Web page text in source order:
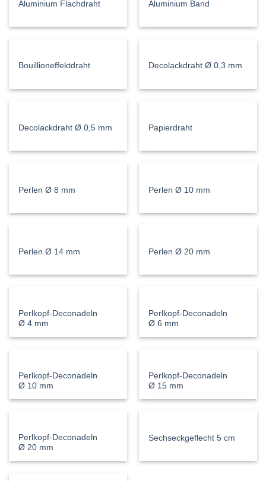
Aluminium Flachdraht Aluminium Band
Bouillioneffektdraht Decolackdraht Ø 0,3 mm
Decolackdraht Ø 0,5 mm Papierdraht
Perlen Ø 8 mm Perlen Ø 10 mm
Perlen Ø 14 mm Perlen Ø 20 mm
Perlkopf-Deconadeln
Ø 4 mm
Perlkopf-Deconadeln
Ø 6 mm
Perlkopf-Deconadeln
Ø 10 mm
Perlkopf-Deconadeln
Ø 15 mm
Perlkopf-Deconadeln
Ø 20 mm
Sechseckgeflecht 5 cm